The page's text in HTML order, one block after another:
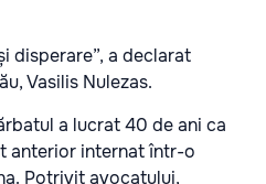
disperare”, a declarat
Vasilis Nulezas.
a lucrat 40 de ani ca
anterior internat într-o
Potrivit avocatului,